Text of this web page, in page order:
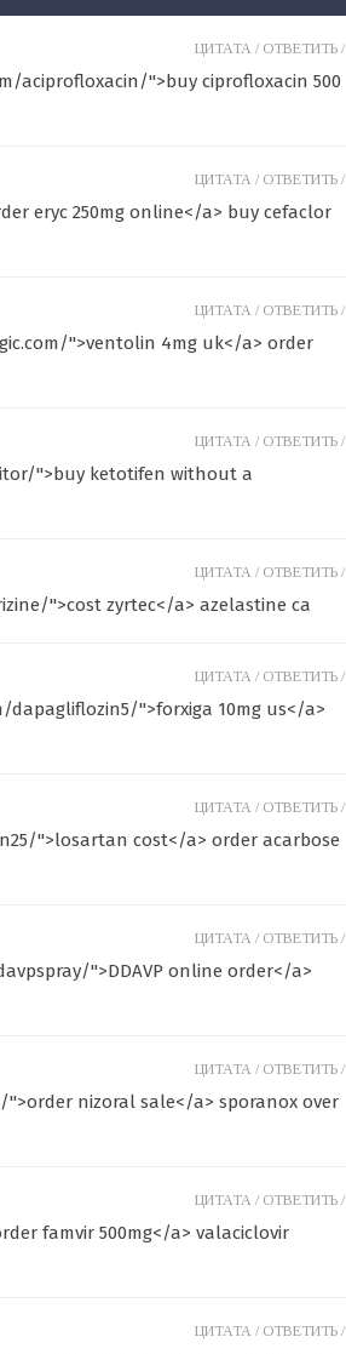
aciprofloxacin/">buy ciprofloxacin 500
ЦИТАТА / ОТВЕТИТЬ /
eryc 250mg online</a> buy cefaclor
ЦИТАТА / ОТВЕТИТЬ /
">ventolin 4mg uk</a> order
ЦИТАТА / ОТВЕТИТЬ /
">buy ketotifen without a
ЦИТАТА / ОТВЕТИТЬ /
">cost zyrtec</a> azelastine ca
ЦИТАТА / ОТВЕТИТЬ /
">forxiga 10mg us</a>
ЦИТАТА / ОТВЕТИТЬ /
">losartan cost</a> order acarbose
ЦИТАТА / ОТВЕТИТЬ /
">DDAVP online order</a>
ЦИТАТА / ОТВЕТИТЬ /
nizoral sale</a> sporanox over
ЦИТАТА / ОТВЕТИТЬ /
famvir 500mg</a> valaciclovir
ЦИТАТА / ОТВЕТИТЬ /
ЦИТАТА / ОТВЕТИТЬ /